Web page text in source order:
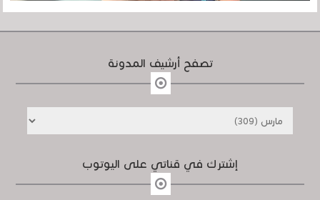
تصفح أرشيف المدونة
إشترك في قناتي على اليوتوب